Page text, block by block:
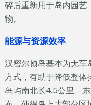
碎后重新用于岛内园艺
物。
能源与资源效率
汉密尔顿岛基本为无车
方式，有助于降低整体
岛屿南北长4.5公里、